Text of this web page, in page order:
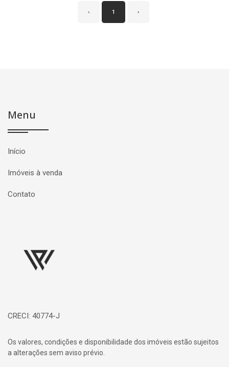
‹ 1 ›
Menu
Início
Imóveis à venda
Contato
CRECI: 40774-J
Os valores, condições e disponibilidade dos imóveis estão sujeitos
a alterações sem aviso prévio.